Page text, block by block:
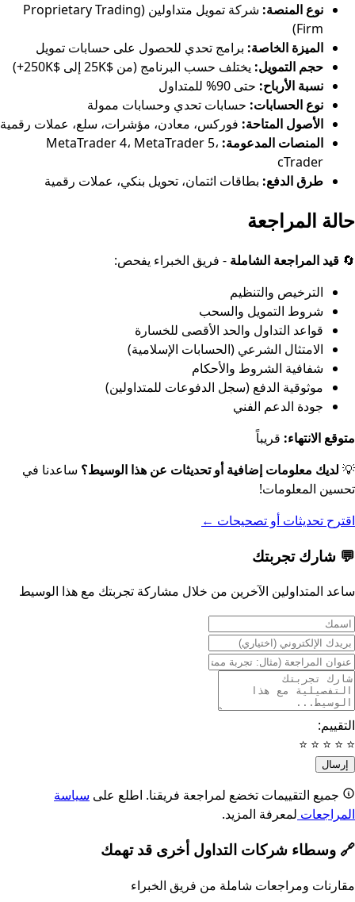
نوع المنصة:
شركة تمويل متداولين (Proprietary Trading
Firm)
الميزة الخاصة: برامج تحدي للحصول على حسابات تمويل
حجم التمويل: يختلف حسب البرنامج (من $25K إلى $250K+)
نسبة الأرباح: حتى 90% للمتداول
نوع الحسابات: حسابات تحدي وحسابات ممولة
الأصول المتاحة: فوركس، معادن، مؤشرات، سلع، عملات رقمية
المنصات المدعومة: MetaTrader 4، MetaTrader 5،
cTrader
طرق الدفع: بطاقات ائتمان، تحويل بنكي، عملات رقمية
حالة المراجعة
🔄 قيد المراجعة الشاملة - فريق الخبراء يفحص:
الترخيص والتنظيم
شروط التمويل والسحب
قواعد التداول والحد الأقصى للخسارة
الامتثال الشرعي (الحسابات الإسلامية)
شفافية الشروط والأحكام
موثوقية الدفع (سجل الدفوعات للمتداولين)
جودة الدعم الفني
متوقع الانتهاء: قريباً
💡 لديك معلومات إضافية أو تحديثات عن هذا الوسيط؟ ساعدنا في
تحسين المعلومات!
اقترح تحديثات أو تصحيحات ←
💬 شارك تجربتك
ساعد المتداولين الآخرين من خلال مشاركة تجربتك مع هذا الوسيط
اسمك
بريدك الإلكتروني
عنوان المراجعة
رسالة المراجعة
التقييم:
⭐
⭐
⭐
⭐
⭐
إرسال
جميع التقييمات تخضع لمراجعة فريقنا. اطلع على سياسة
المراجعات لمعرفة المزيد.
🔗 وسطاء شركات التداول أخرى قد تهمك
مقارنات ومراجعات شاملة من فريق الخبراء